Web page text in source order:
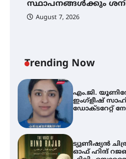
സ്ഥാപനങ്ങൾക്കും
August 7, 2026
Trending Now
അവധി
ട്യുണീഷ്യൻ
ഓഫ് ഹിന്ദ്
ഫിലിം
വെള്ളിയാഴ്ച
സെന്റ്
കോമേഴ്‌സ്